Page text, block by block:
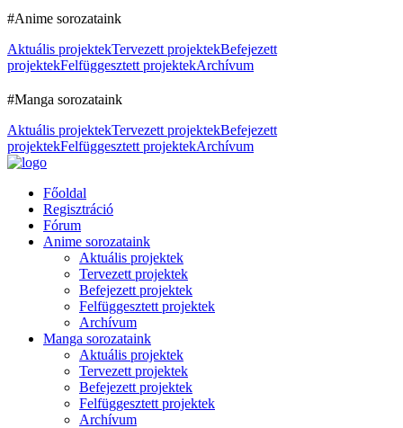
#Anime sorozataink
Aktuális projektekTervezett projektekBefejezett
projektekFelfüggesztett projektekArchívum
#Manga sorozataink
Aktuális projektekTervezett projektekBefejezett
projektekFelfüggesztett projektekArchívum
Főoldal
Regisztráció
Fórum
Anime sorozataink
Aktuális projektek
Tervezett projektek
Befejezett projektek
Felfüggesztett projektek
Archívum
Manga sorozataink
Aktuális projektek
Tervezett projektek
Befejezett projektek
Felfüggesztett projektek
Archívum